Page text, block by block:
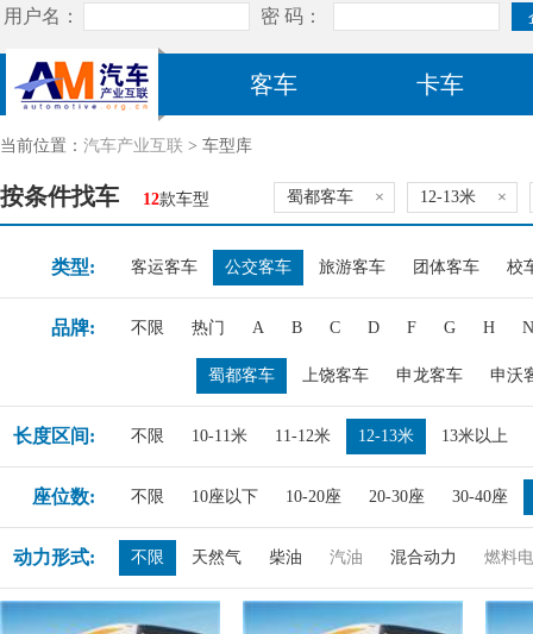
客车 卡车
当前位置： 汽车产业互联 > 车型库
按条件找车 12款车型 蜀都客车 × 12-13米 ×
类型: 客运客车 公交客车 旅游客车 团体客车 校
品牌: 不限 热门 A B C D F G H N
蜀都客车 上饶客车 申龙客车 申沃
长度区间: 不限 10-11米 11-12米 12-13米 13米以上
座位数: 不限 10座以下 10-20座 20-30座 30-40座
动力形式: 不限 天然气 柴油 汽油 混合动力 燃料